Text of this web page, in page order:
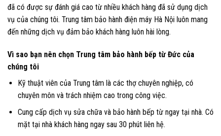
đã có được sự đánh giá cao từ nhiều khách hàng đã sử dụng dịch
vụ của chúng tôi. Trung tâm bảo hành điện máy Hà Nội luôn mang
đến những dịch vụ đảm bảo khách hàng luôn hài lòng.
Vì sao bạn nên chọn Trung tâm bảo hành bếp từ Đức của
chúng tôi
Kỹ thuật viên của Trung tâm là các thợ chuyên nghiệp, có
chuyên môn và trách nhiệm cao trong công việc.
Cung cấp dịch vụ sửa chữa và bảo hành bếp từ ngay tại nhà. Có
mặt tại nhà khách hàng ngay sau 30 phút liên hệ.